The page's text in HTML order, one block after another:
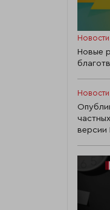
Новости
Новые
Новости
версии